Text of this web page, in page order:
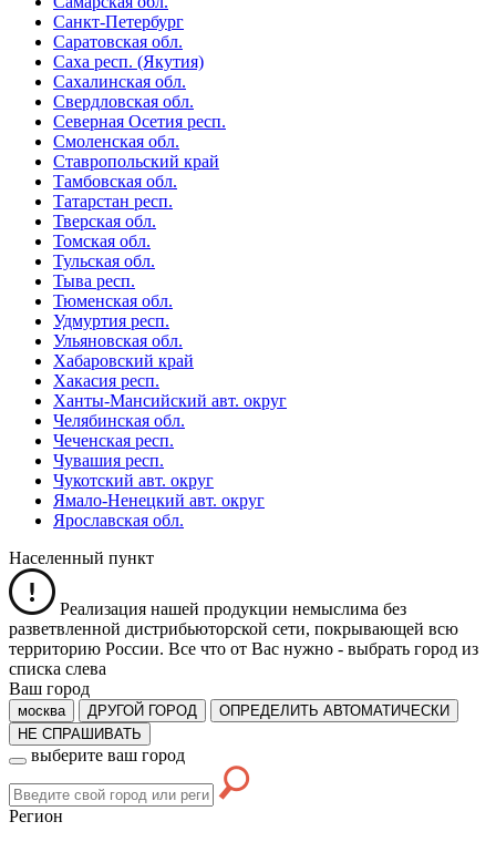
Санкт-Петербург
Саратовская обл.
Саха респ. (Якутия)
Сахалинская обл.
Свердловская обл.
Северная Осетия респ.
Смоленская обл.
Ставропольский край
Тамбовская обл.
Татарстан респ.
Тверская обл.
Томская обл.
Тульская обл.
Тыва респ.
Тюменская обл.
Удмуртия респ.
Ульяновская обл.
Хабаровский край
Хакасия респ.
Ханты-Мансийский авт. округ
Челябинская обл.
Чеченская респ.
Чувашия респ.
Чукотский авт. округ
Ямало-Ненецкий авт. округ
Ярославская обл.
Населенный пункт
Реализация нашей продукции немыслима без
разветвленной дистрибьюторской сети, покрывающей всю
территорию России. Все что от Вас нужно - выбрать город из
списка слева
Ваш город
москва ДРУГОЙ ГОРОД
ОПРЕДЕЛИТЬ АВТОМАТИЧЕСКИ
НЕ СПРАШИВАТЬ
выберите ваш город
Регион